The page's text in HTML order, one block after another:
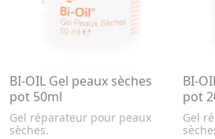
BI-OIL Gel peaux sèches
pot 50ml
Gel réparateur pour peaux
sèches.
BI-
pot
Gel